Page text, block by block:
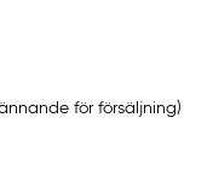
för försäljning)